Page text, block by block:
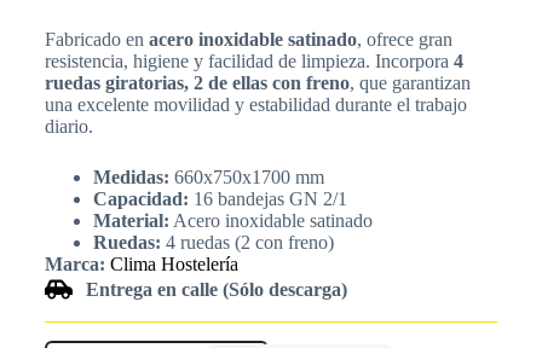
Fabricado en acero inoxidable satinado, ofrece gran
resistencia, higiene y facilidad de limpieza. Incorpora 4
ruedas giratorias, 2 de ellas con freno, que garantizan
una excelente movilidad y estabilidad durante el trabajo
diario.
Medidas: 660x750x1700 mm
Capacidad: 16 bandejas GN 2/1
Material: Acero inoxidable satinado
Ruedas: 4 ruedas (2 con freno)
Marca: Clima Hostelería
Entrega en calle (Sólo descarga)